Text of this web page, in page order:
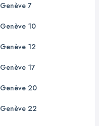
Genève 7
Genève 10
Genève 12
Genève 17
Genève 20
Genève 22